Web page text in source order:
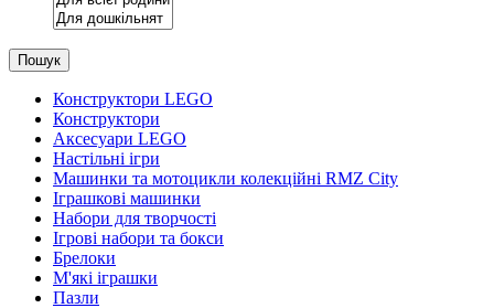
Пошук
Конструктори LEGO
Конструктори
Аксесуари LEGO
Настільні ігри
Машинки та мотоцикли колекційні RMZ City
Іграшкові машинки
Набори для творчості
Ігрові набори та бокси
Брелоки
М'які іграшки
Пазли